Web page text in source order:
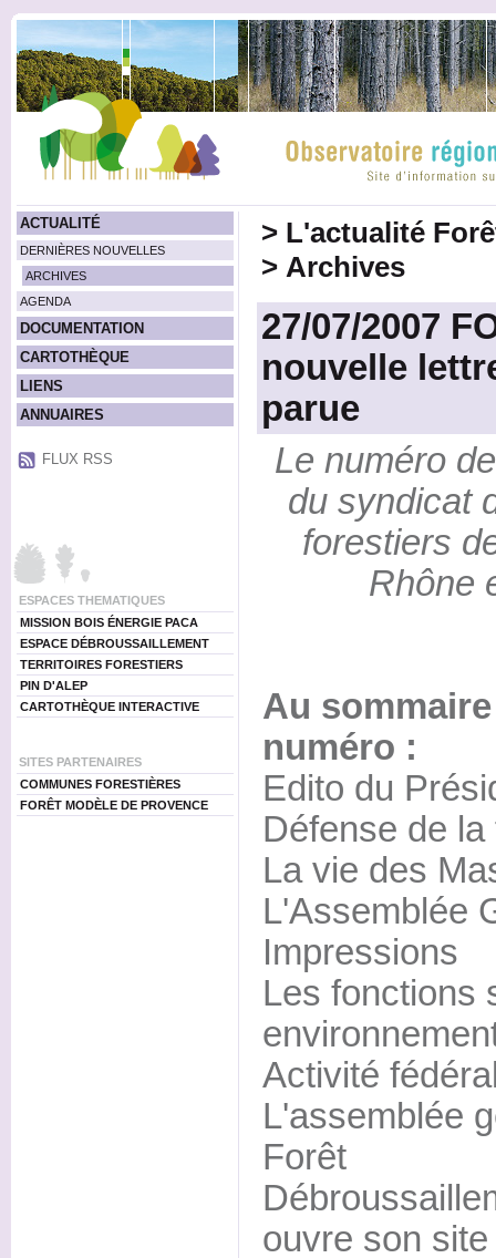
ACTUALITÉ
DERNIÈRES NOUVELLES
ARCHIVES
AGENDA
DOCUMENTATION
CARTOTHÈQUE
LIENS
ANNUAIRES
FLUX RSS
ESPACES THEMATIQUES
MISSION BOIS ÉNERGIE PACA
ESPACE DÉBROUSSAILLEMENT
TERRITOIRES FORESTIERS
PIN D'ALEP
CARTOTHÈQUE INTERACTIVE
SITES PARTENAIRES
COMMUNES FORESTIÈRES
FORÊT MODÈLE DE PROVENCE
> L'actualité
> Archives
27/07/2007
nouvelle
parue
Le numéro
du syndicat
forestiers
Rhône
Au
numéro :
Edito du
Défense de la
La vie des
L'Assemblée
Impressions
Les fonctions
Activité
L'assemblée
Forêt
ouvre son site